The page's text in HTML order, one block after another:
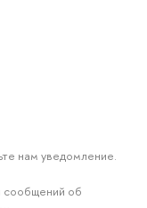
нам уведомление.
сообщений об